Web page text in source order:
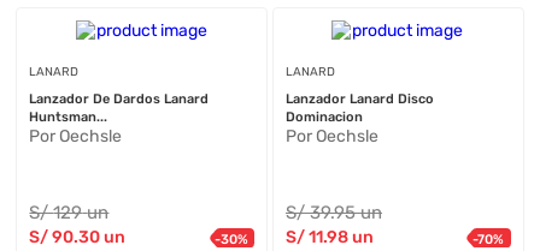
LANARD
Lanzador De Dardos Lanard
Huntsman...
Por Oechsle
S/129 un
S/90.30 un -30%
LANARD
Lanzador Lanard Disco
Dominacion
Por Oechsle
S/39.95 un
S/11.98un -70%